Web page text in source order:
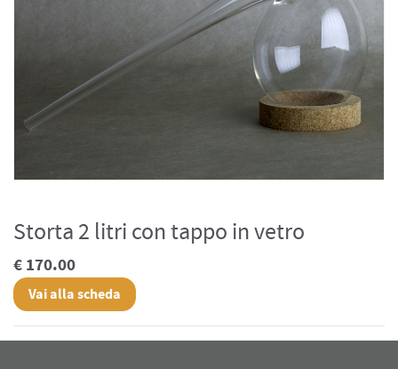
Storta 2 litri con tappo in vetro
€ 170.00
Vai alla scheda